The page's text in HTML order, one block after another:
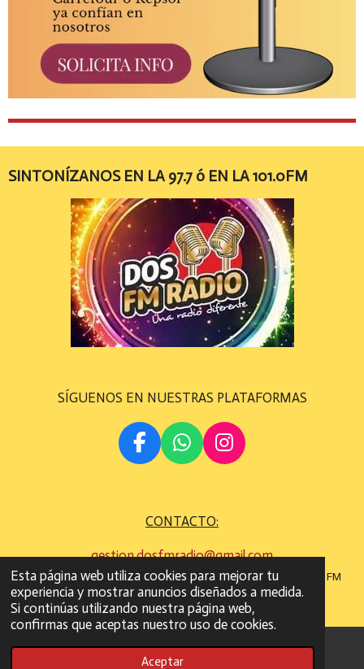
Esta página web utiliza cookies para mejorar tu
experiencia y mostrar anuncios diseñados a medida.
Si continúas utilizando nuestra página web,
confirmas que aceptas nuestro uso de cookies.
Aceptar
SINTONÍZANOS EN LA 97.7 ó EN LA 101.0FM
SÍGUENOS EN NUESTRAS PLATAFORMAS
F
A
B
O
O
K
W
H
S
A
P
P
I
N
G
R
A
M
CONTACTO:
gestion.dosfmradio@gmail.com
©Todos los derechos son reservados
2022 - 2023 DOS FM
RADIO